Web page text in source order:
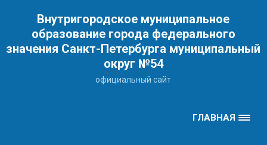
Внутригородское муниципальное
образование города федерального
значения Санкт-Петербурга муниципальный
округ №54
официальный сайт
ГЛАВНАЯ